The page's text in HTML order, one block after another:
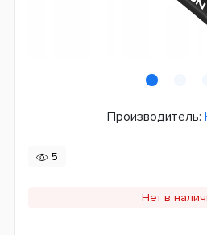
Производитель:
5
Нет в